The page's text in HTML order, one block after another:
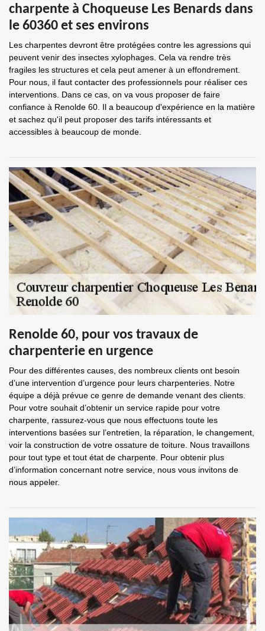
charpente à Choqueuse Les Benards dans
le 60360 et ses environs
Les charpentes devront être protégées contre les agressions qui
peuvent venir des insectes xylophages. Cela va rendre très
fragiles les structures et cela peut amener à un effondrement.
Pour nous, il faut contacter des professionnels pour réaliser ces
interventions. Dans ce cas, on va vous proposer de faire
confiance à Renolde 60. Il a beaucoup d'expérience en la matière
et sachez qu'il peut proposer des tarifs intéressants et
accessibles à beaucoup de monde.
Renolde 60, pour vos travaux de
charpenterie en urgence
Pour des différentes causes, des nombreux clients ont besoin
d’une intervention d’urgence pour leurs charpenteries. Notre
équipe a déjà prévue ce genre de demande venant des clients.
Pour votre souhait d’obtenir un service rapide pour votre
charpente, rassurez-vous que nous effectuons toute les
interventions basées sur l’entretien, la réparation, le changement,
voir la construction de votre ossature de toiture. Nous travaillons
pour tout type et tout état de charpente. Pour obtenir plus
d’information concernant notre service, nous vous invitons de
nous appeler.